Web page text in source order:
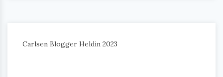
Carlsen Blogger Heldin 2023